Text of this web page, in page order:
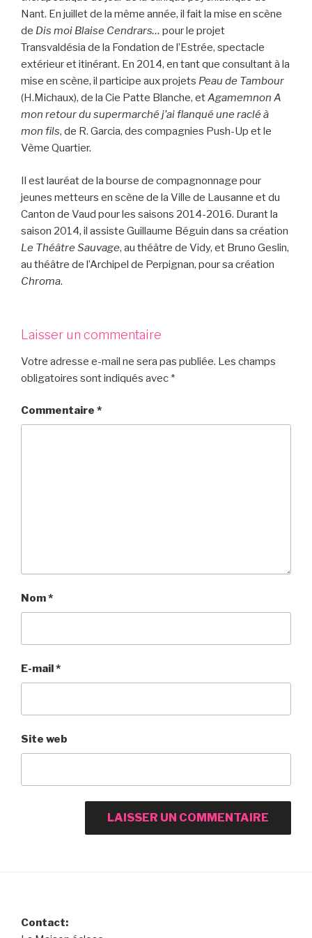
Nant. En juillet de la même année, il fait la mise en scène
de Dis moi Blaise Cendrars… pour le projet
Transvaldésia de la Fondation de l’Estrée, spectacle
extérieur et itinérant. En 2014, en tant que consultant à la
mise en scène, il participe aux projets Peau de Tambour
(H.Michaux), de la Cie Patte Blanche, etAgamemnon A
mon retour du supermarché j’ai flanqué une raclé à
mon fils, de R. Garcia, des compagnies Push-Up et le
Vème Quartier.
Il est lauréat de la bourse de compagnonnage pour
jeunes metteurs en scène de la Ville de Lausanne et du
Canton de Vaud pour les saisons 2014-2016. Durant la
saison 2014, il assiste Guillaume Béguin dans sa création
Le Théâtre Sauvage, au théâtre de Vidy, et Bruno Geslin,
au théâtre de l’Archipel de Perpignan, pour sa création
Chroma.
Laisser un commentaire
Votre adresse e-mail ne sera pas publiée. Les champs
obligatoires sont indiqués avec *
Commentaire *
Nom*
E-mail*
Site web
Contact: